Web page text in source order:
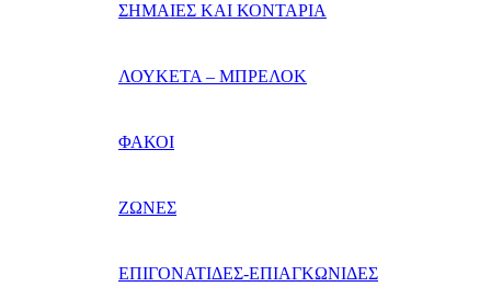
ΣΗΜΑΙΕΣ ΚΑΙ ΚΟΝΤΑΡΙΑ
ΛΟΥΚΕΤΑ – ΜΠΡΕΛΟΚ
ΦΑΚΟΙ
ΖΩΝΕΣ
ΕΠΙΓΟΝΑΤΙΔΕΣ-ΕΠΙΑΓΚΩΝΙΔΕΣ